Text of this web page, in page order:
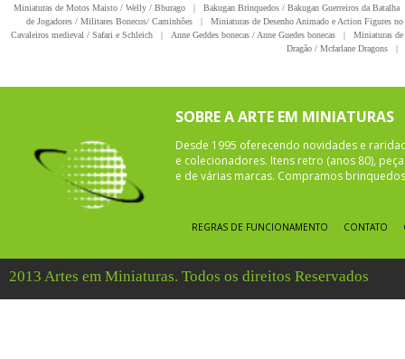
Miniaturas de Motos Maisto / Welly / Bburago
| Bakugan Brinquedos / Bakugan Guerreiros da Batalha
de Jogadores / Militares Bonecos/ Caminhões
|
Miniaturas de Desenho Animado e Action Figures
Cavaleiros medieval / Safari e Schleich
| Anne Geddes bonecas / Anne Guedes bonecas |
Miniaturas
Dragão / Mcfarlane Dragons
|
SOBRE A ARTE EM MINIATURAS
Desde 1995 oferecendo novidades e
e colecionadores. Itens retro (anos 80),
e de várias marcas. Compramos
REGRAS DE FUNCIONAMENTO CONTATO
2013 Artes em Miniaturas. Todos os direitos Reservados